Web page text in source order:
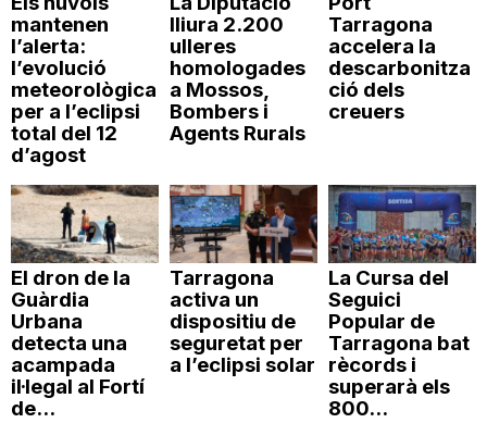
mantenen
l’alerta:
l’evolució
meteorològica
per a l’eclipsi
total del 12
d’agost
lliura 2.200
ulleres
homologades
a Mossos,
Bombers i
Agents Rurals
Tarragona
accelera la
descarbonitza
ció dels
creuers
El dron de la
Guàrdia
Urbana
detecta una
acampada
il·legal al Fortí
de...
Tarragona
activa un
dispositiu de
seguretat per
a l’eclipsi solar
La Cursa del
Seguici
Popular de
Tarragona bat
rècords i
superarà els
800...